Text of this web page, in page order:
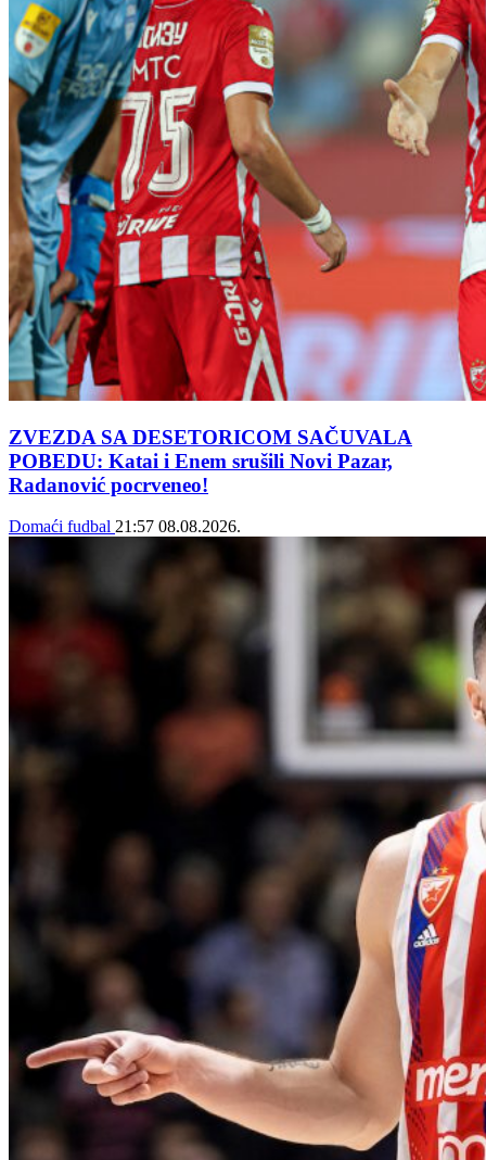
ZVEZDA SA DESETORICOM SAČUVALA
POBEDU: Katai i Enem srušili Novi Pazar,
Radanović pocrveneo!
Domaći fudbal 21:57 08.08.2026.